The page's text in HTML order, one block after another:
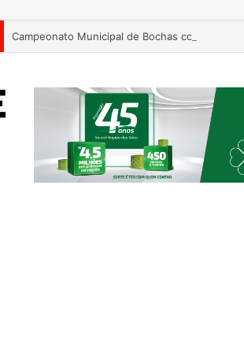
Campeonato Municipal de Bochas começa